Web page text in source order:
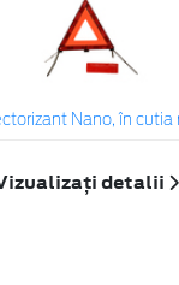
Nano, în cutia
detalii